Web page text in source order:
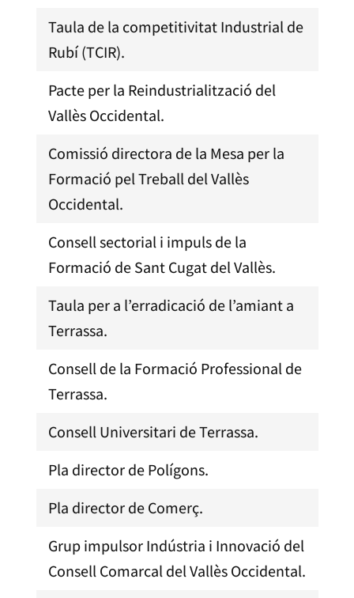
Taula de la competitivitat Industrial de
Rubí (TCIR).
Pacte per la Reindustrialització del
Vallès Occidental.
Comissió directora de la Mesa per la
Formació pel Treball del Vallès
Occidental.
Consell sectorial i impuls de la
Formació de Sant Cugat del Vallès.
Taula per a l’erradicació de l’amiant a
Terrassa.
Consell de la Formació Professional de
Terrassa.
Consell Universitari de Terrassa.
Pla director de Polígons.
Pla director de Comerç.
Grup impulsor Indústria i Innovació del
Consell Comarcal del Vallès Occidental.